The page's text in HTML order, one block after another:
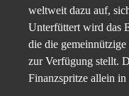
weltweit dazu auf,
Unterfüttert wird das
die die
zur Verfügung stellt.
Finanzspritze allein